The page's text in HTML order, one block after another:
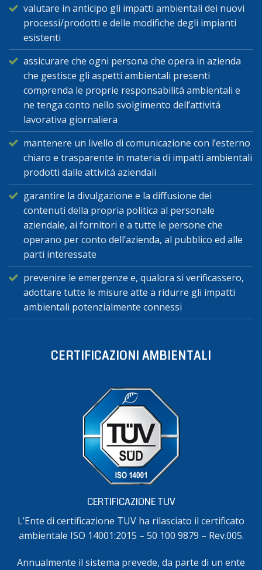
valutare in anticipo gli impatti ambientali dei nuovi
processi/prodotti e delle modifiche degli impianti
esistenti
assicurare che ogni persona che opera in azienda
che gestisce gli aspetti ambientali presenti
comprenda le proprie responsabilitá ambientali e
ne tenga conto nello svolgimento dell’attivitá
lavorativa giornaliera
mantenere un livello di comunicazione con l’esterno
chiaro e trasparente in materia di impatti ambientali
prodotti dalle attivitá aziendali
garantire la divulgazione e la diffusione dei
contenuti della propria politica al personale
aziendale, ai fornitori e a tutte le persone che
operano per conto dell’azienda, al pubblico ed alle
parti interessate
prevenire le emergenze e, qualora si verificassero,
adottare tutte le misure atte a ridurre gli impatti
ambientali potenzialmente connessi
CERTIFICAZIONI AMBIENTALI
CERTIFICAZIONE TUV
L’Ente di certificazione TUV ha rilasciato il certificato
ambientale ISO 14001:2015 – 50 100 9879 – Rev.005.
Annualmente il sistema prevede, da parte di un ente